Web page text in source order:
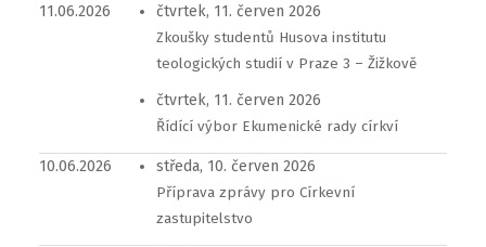
11.06.2026 čtvrtek, 11. červen 2026
Zkoušky studentů Husova institutu
teologických studií v Praze 3 – Žižkově
čtvrtek, 11. červen 2026
Řídící výbor Ekumenické rady církví
10.06.2026 středa, 10. červen 2026
Příprava zprávy pro Církevní
zastupitelstvo